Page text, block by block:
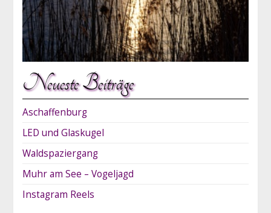
Neueste Beiträge
Aschaffenburg
LED und Glaskugel
Waldspaziergang
Muhr am See – Vogeljagd
Instagram Reels